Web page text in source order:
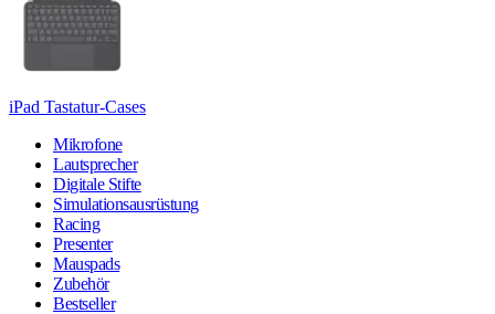
iPad Tastatur-Cases
Mikrofone
Lautsprecher
Digitale Stifte
Simulationsausrüstung
Racing
Presenter
Mauspads
Zubehör
Bestseller